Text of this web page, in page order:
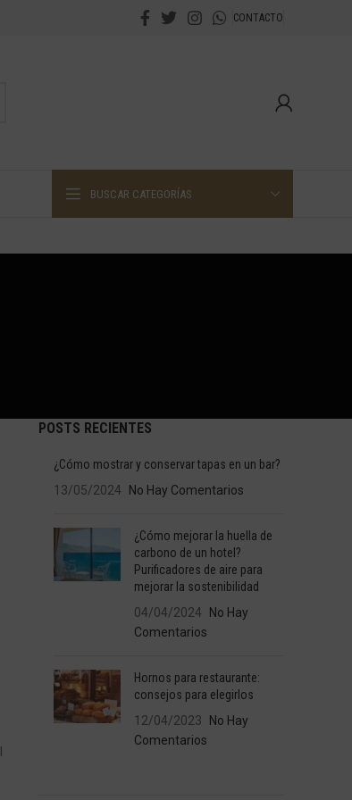
CONTACTO
BUSCAR CATEGORÍAS
POSTS RECIENTES
¿Cómo mostrar y conservar tapas en un bar?
13/05/2024
No Hay Comentarios
¿Cómo mejorar la huella de
carbono de un hotel?
Purificadores de aire para
mejorar la sostenibilidad
04/04/2024
No Hay
Comentarios
Hornos para restaurante:
consejos para elegirlos
12/04/2023
No Hay
Comentarios